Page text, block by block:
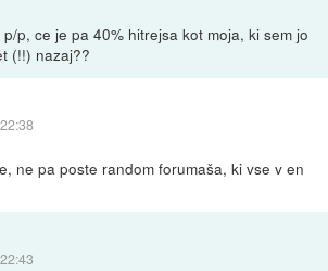
p, ce je pa 40% hitrejsa kot moja, ki sem jo
(!!) nazaj??
ne pa poste random forumaša, ki vse v en